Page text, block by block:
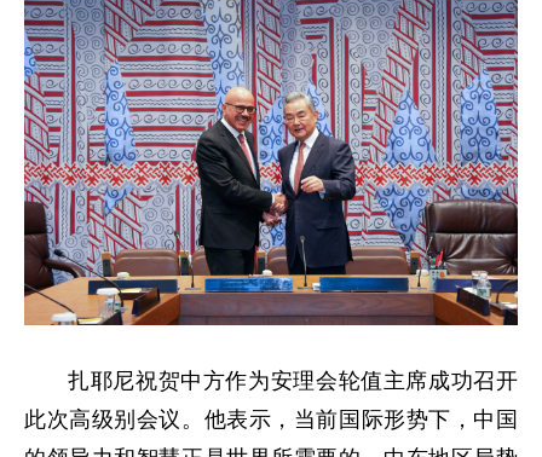
扎耶尼祝贺中方作为安理会轮值主席成功召开
此次高级别会议。他表示，当前国际形势下，中国